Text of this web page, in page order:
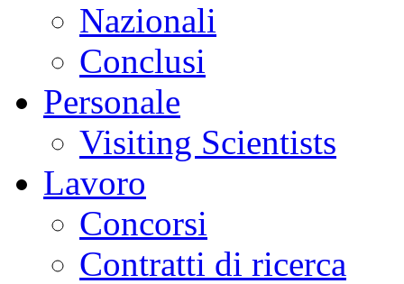
Nazionali
Conclusi
Personale
Visiting Scientists
Lavoro
Concorsi
Contratti di ricerca